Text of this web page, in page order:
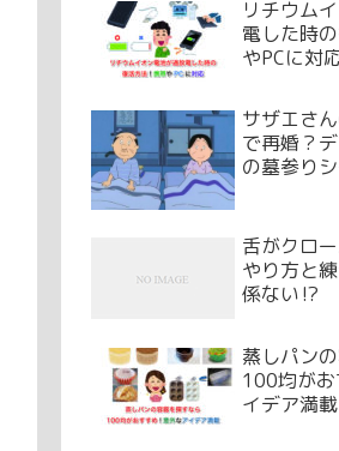
リチウム
電した時
やPCに対
サザエさ
で再婚？
の墓参り
舌がクロ
やり方と
係ない⁉
蒸しパン
100均が
イデア満載